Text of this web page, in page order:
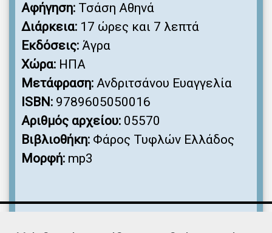
Αφήγηση: Τσάση Αθηνά
Διάρκεια: 17 ώρες και 7 λεπτά
Εκδόσεις: Άγρα
Χώρα: ΗΠΑ
Μετάφραση: Ανδριτσάνου Ευαγγελία
ISBN: 9789605050016
Αριθμός αρχείου: 05570
Βιβλιοθήκη: Φάρος Τυφλών Ελλάδος
Μορφή: mp3